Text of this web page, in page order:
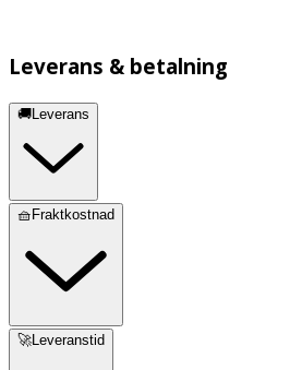
Leverans & betalning
🚚Leverans
🧺Fraktkostnad
🚀Leveranstid